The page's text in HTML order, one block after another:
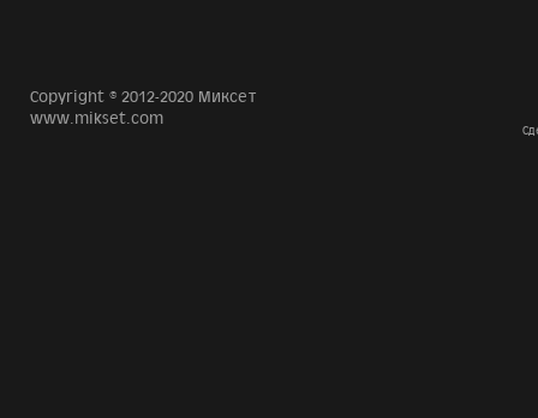
Copyright © 2012-2020 Миксет
www.mikset.com